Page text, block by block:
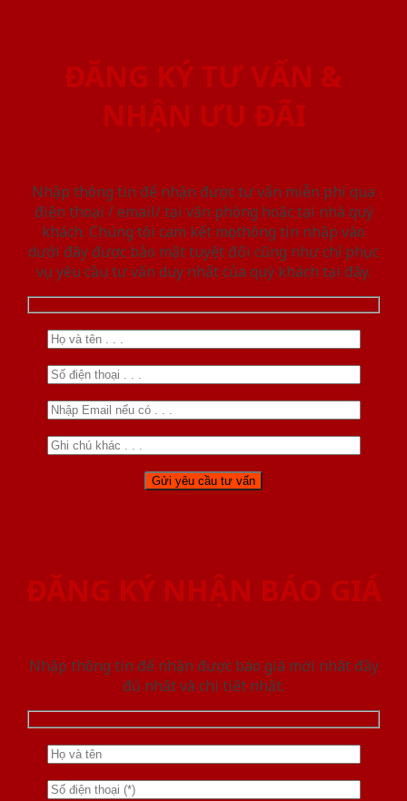
ĐĂNG KÝ TƯ VẤN &
NHẬN ƯU ĐÃI
Nhập thông tin để nhận được tư vấn miễn phí qua
điện thoại / email/ tại văn phòng hoặc tại nhà quý
khách. Chúng tôi cam kết mọi thông tin nhập vào
dưới đây được bảo mật tuyệt đối cũng như chỉ phục
vụ yêu cầu tư vấn duy nhất của quý khách tại đây.
ĐĂNG KÝ NHẬN BÁO GIÁ
Nhập thông tin để nhận được báo giá mới nhât đầy
đủ nhất và chi tiết nhất.